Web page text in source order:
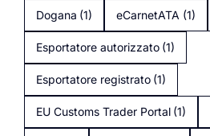
Dogana (1) eCarnetATA (1)
Esportatore autorizzato (1)
Esportatore registrato (1)
EU Customs Trader Portal (1)